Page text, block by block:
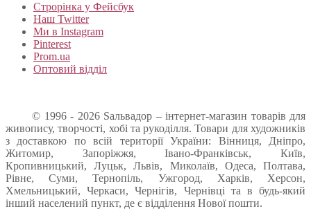
Строрінка у Фейсбук
Наш Twitter
Ми в Instagram
Pinterest
Prom.ua
Оптовий відділ
© 1996 - 2026 Sальвадор – інтернет-магазин товарів для
живопису, творчості, хобі та рукоділля. Товари для художників
з доставкою по всій території України: Вінниця, Дніпро,
Житомир, Запоріжжя, Івано-Франківськ, Київ,
Кропивницький, Луцьк, Львів, Миколаїв, Одеса, Полтава,
Рівне, Суми, Тернопіль, Ужгород, Харків, Херсон,
Хмельницький, Черкаси, Чернігів, Чернівці та в будь-який
інший населений пункт, де є відділення Нової пошти.